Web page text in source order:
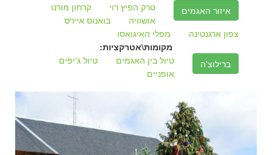
איזור האגמים
טרק הפיץ רוי
קרחון מורנו
אושוויה
בואנוס איירס
צפון ארגנטינה
מפלי האיגואסו
מקומות\אטרקציות:
ברילוצ'ה
טיול בין האגמים
טיול ג'יפים
אופניים